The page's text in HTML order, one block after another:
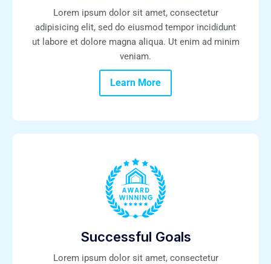
Lorem ipsum dolor sit amet, consectetur
adipisicing elit, sed do eiusmod tempor incididunt
ut labore et dolore magna aliqua. Ut enim ad minim
veniam.
Learn More
Successful Goals
Lorem ipsum dolor sit amet, consectetur